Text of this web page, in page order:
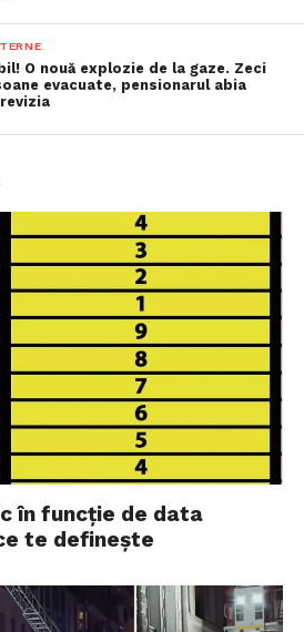
O nouă explozie de la gaze. Zeci
evacuate, pensionarul abia
în funcție de data
te definește